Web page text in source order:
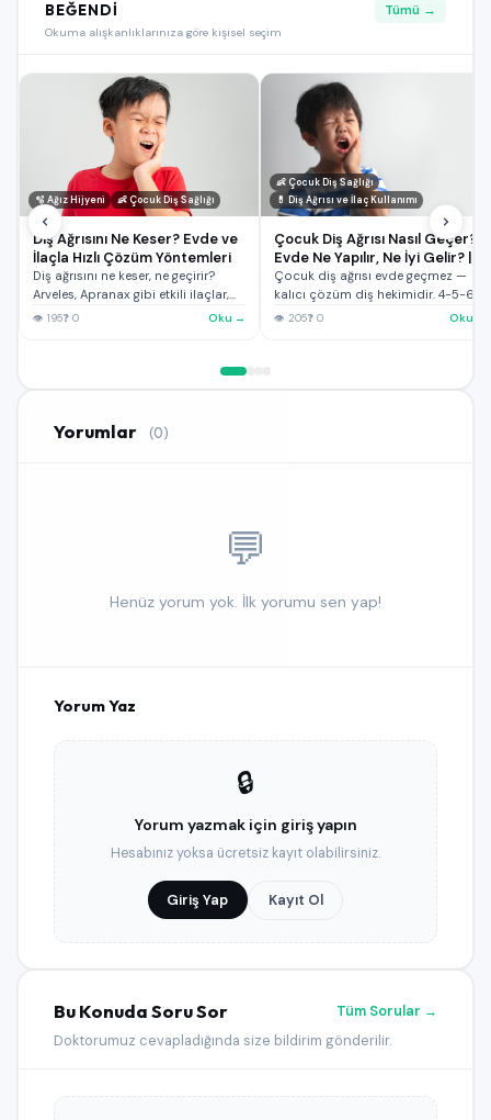
BEĞENDI
Okuma alışkanlıklarınıza göre kişisel seçim
Tümü →
🫧 Ağız Hijyeni 👶 Çocuk Diş Sağlığı
Diş Ağrısını Ne Keser? Evde ve
İlaçla Hızlı Çözüm Yöntemleri
Diş ağrısını ne keser, ne geçirir?
Arveles, Apranax gibi etkili ilaçlar,
çocuklar …
👁 195❓ 0 Oku →
👶 Çocuk Diş Sağlığı
💊 Diş Ağrısı ve İlaç Kullanımı
Çocuk Diş Ağrısı Nasıl Geçer?
Evde Ne Yapılır, Ne İyi Gelir? |
Uzmana ücretsiz sor
Çocuk diş ağrısı evde geçmez —
kalıcı çözüm diş hekimidir. 4-5-6
yaş …
👁 205❓ 0 Oku →
Yorumlar (0)
💬
Henüz yorum yok. İlk yorumu sen yap!
Yorum Yaz
🔒
Yorum yazmak için giriş yapın
Hesabınız yoksa ücretsiz kayıt olabilirsiniz.
Giriş Yap Kayıt Ol
Bu Konuda Soru Sor Tüm Sorular →
Doktorumuz cevapladığında size bildirim gönderilir.